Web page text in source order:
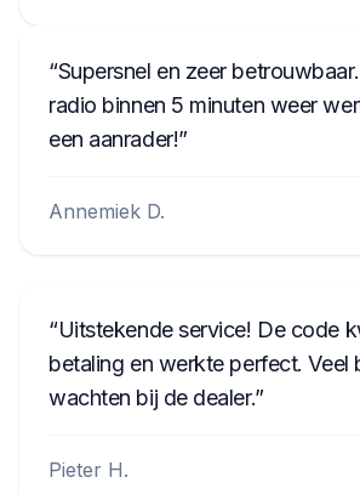
Supersnel en zeer
radio binnen 5 minuten weer
een aanrader!
Annemiek D.
Uitstekende service! De code
betaling en werkte perfect. Veel
wachten bij de dealer.
Pieter H.